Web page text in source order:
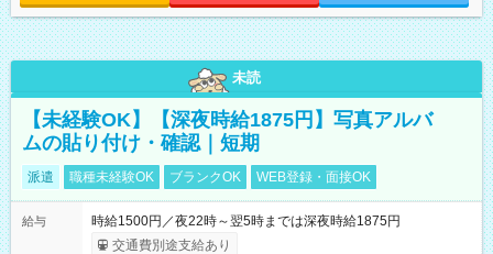
未読
【未経験OK】【深夜時給1875円】写真アルバ
ムの貼り付け・確認｜短期
派遣 職種未経験OK ブランクOK WEB登録・面接OK
給与
時給1500円／夜22時～翌5時までは深夜時給1875円
交通費別途支給あり